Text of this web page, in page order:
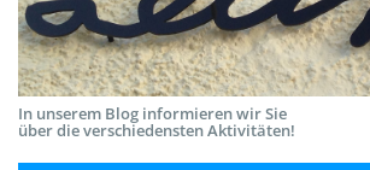
In unserem Blog informieren wir Sie
über die verschiedensten Aktivitäten!